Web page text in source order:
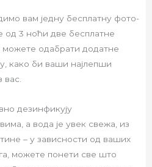
вам једну бесплатну фото-
од 3 ноћи две бесплатне
можете одабрати додатне
како би ваши најлепши
вас.
дезинфикују
а вода је увек свежа, из
– у зависности од ваших
можете понети све што